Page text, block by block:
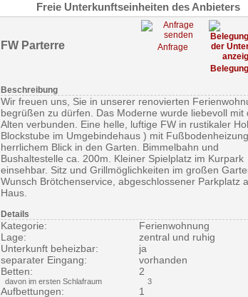
Freie Unterkunftseinheiten des Anbieters
FW Parterre Anfrage
Beschreibung
Wir freuen uns, Sie in unserer renovierten
begrüßen zu dürfen. Das Moderne wurde liebevoll mit
Alten verbunden. Eine helle, luftige FW in rustikaler
Blockstube im Umgebindehaus ) mit
herrlichem Blick in den Garten. Bimmelbahn und
Bushaltestelle ca. 200m. Kleiner Spielplatz im Kurpark
einsehbar. Sitz und Grillmöglichkeiten im großen
Wunsch Brötchenservice, abgeschlossener Parkplatz
Haus.
Details
Kategorie:
Ferienwohnung
Lage:
zentral und ruhig
Unterkunft beheizbar:
ja
separater Eingang:
vorhanden
Betten:
2
davon im ersten Schlafraum 3
Aufbettungen:
1